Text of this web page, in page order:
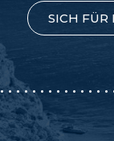
SICH FÜR